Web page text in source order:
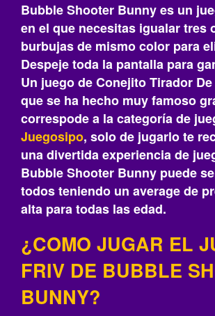
Bubble Shooter Bunny es un
en el que necesitas igualar tres
burbujas de mismo color para
Despeje toda la pantalla para
Un juego de Conejito Tirador
que se ha hecho muy famoso
correspode a la categoría de
Juegosipo, solo de jugarlo te
una divertida experiencia de
Bubble Shooter Bunny puede
todos teniendo un average de
alta para todas las edad.
¿COMO JUGAR EL
FRIV DE BUBBLE
BUNNY?